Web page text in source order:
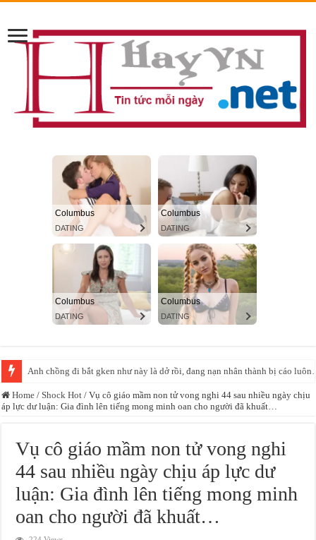
Đang đá bóng bị xe lùa cả sân, về kể không ai tin =)))
Home / Shock Hot / Vụ cô giáo mầm non tử vong nghi 44 sau nhiều ngày chịu
áp lực dư luận: Gia đình lên tiếng mong minh oan cho người đã khuất…
Vụ cô giáo mầm non tử vong nghi
44 sau nhiều ngày chịu áp lực dư
luận: Gia đình lên tiếng mong minh
oan cho người đã khuất…